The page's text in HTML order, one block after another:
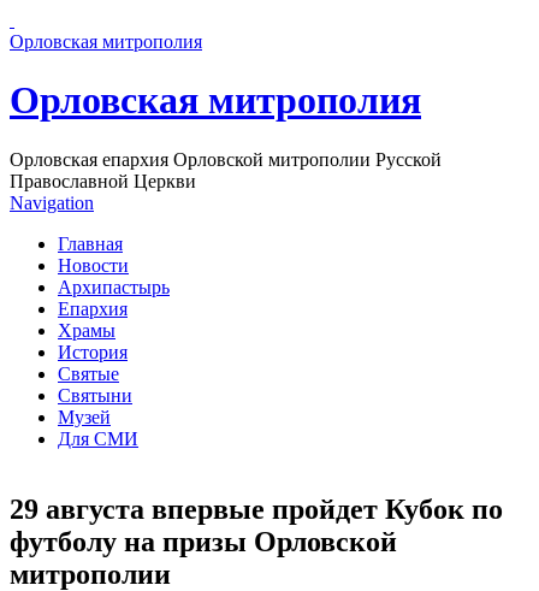
Орловская митрополия
Орловская митрополия
Орловская епархия Орловской митрополии Русской
Православной Церкви
Navigation
Главная
Новости
Архипастырь
Епархия
Храмы
История
Святые
Святыни
Музей
Для СМИ
29 августа впервые пройдет Кубок по
футболу на призы Орловской
митрополии